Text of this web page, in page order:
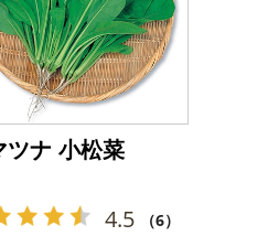
ツナ 小松菜
4.5 （6）